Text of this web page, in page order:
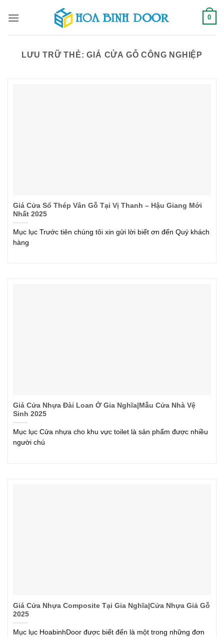
qua
0
LƯU TRỮ THẺ:GIÁ CỬA GỖ CÔNG NGHIỆP
Giá Cửa Sổ Thép Vân Gỗ Tại Vị Thanh – Hậu Giang Mới
Nhất 2025
Mục lục Trước tiên chúng tôi xin gửi lời biết ơn đến Quý khách
hàng
Giá Cửa Nhựa Đài Loan Ở Gia Nghĩa|Mẫu Cửa Nhà Vệ
Sinh 2025
Mục lục Cửa nhựa cho khu vực toilet là sản phẩm được nhiều
người chú
Giá Cửa Nhựa Composite Tại Gia Nghĩa|Cửa Nhựa Giả Gỗ
2025
Mục lục HoabinhDoor được biết đến là một trong những đơn